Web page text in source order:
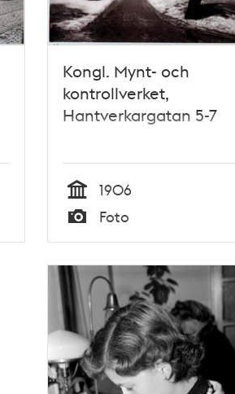
Kongl. Mynt- och
kontrollverket,
Hantverkargatan 5-7
Tid
1906
Typ
Foto